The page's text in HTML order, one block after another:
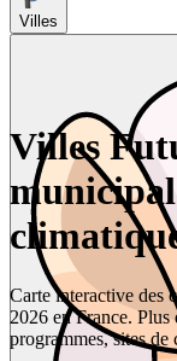
Villes
Villes
Carte interactive des
2026 en France. Plus
programmes, sites de